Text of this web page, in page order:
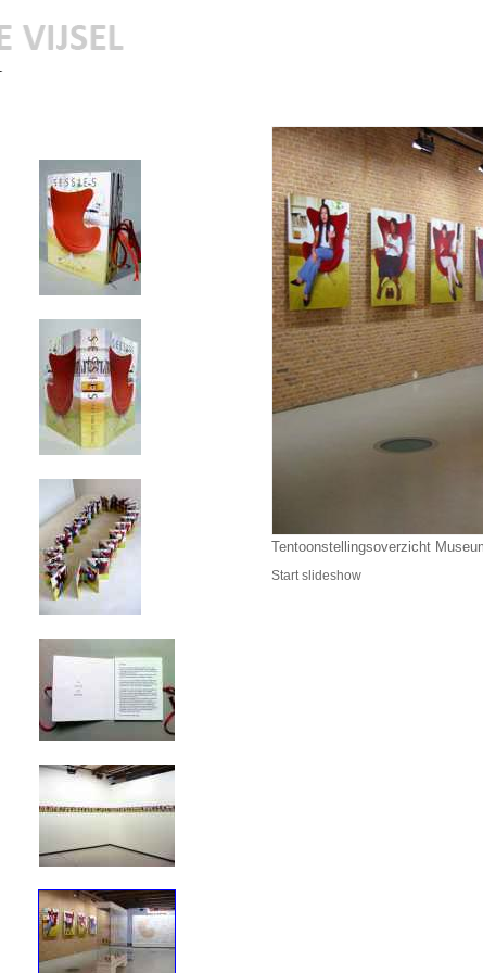
Tentoonstellingsoverzicht
Start slideshow